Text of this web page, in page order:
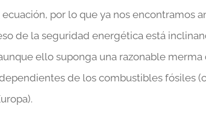
por lo que ya nos encontramos
de la seguridad energética está
ello suponga una razonable
de los combustibles fósiles